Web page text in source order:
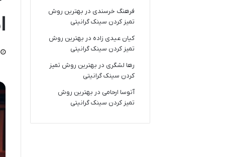
فرهنگ خرسندی در بهترین روش
تمیز کردن سینک گرانیتی
کیان عیدی زاده در بهترین روش
تمیز کردن سینک گرانیتی
رها لشگری در بهترین روش تمیز
کردن سینک گرانیتی
آتوسا ارحامی در بهترین روش
تمیز کردن سینک گرانیتی